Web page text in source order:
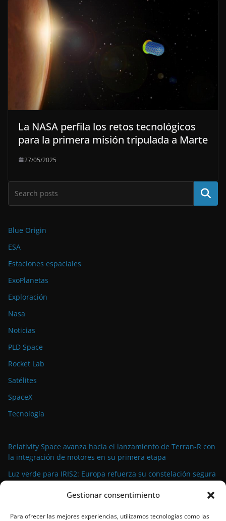
Gestionar consentimiento
Para ofrecer las mejores experiencias, utilizamos tecnologías como las
La NASA perfila los retos tecnológicos
para la primera misión tripulada a Marte
27/05/2025
Buscar
Blue Origin
ESA
Estaciones espaciales
ExoPlanetas
Exploración
Nasa
Noticias
PLD Space
Rocket Lab
Satélites
SpaceX
Tecnología
Relativity Space avanza hacia el lanzamiento de Terran-R con
la integración de motores en su primera etapa
Luz verde para IRIS2: Europa refuerza su constelación segura
El rover Perseverance de la NASA recorre Marte guiado casi
en su totalidad por inteligencia artificial